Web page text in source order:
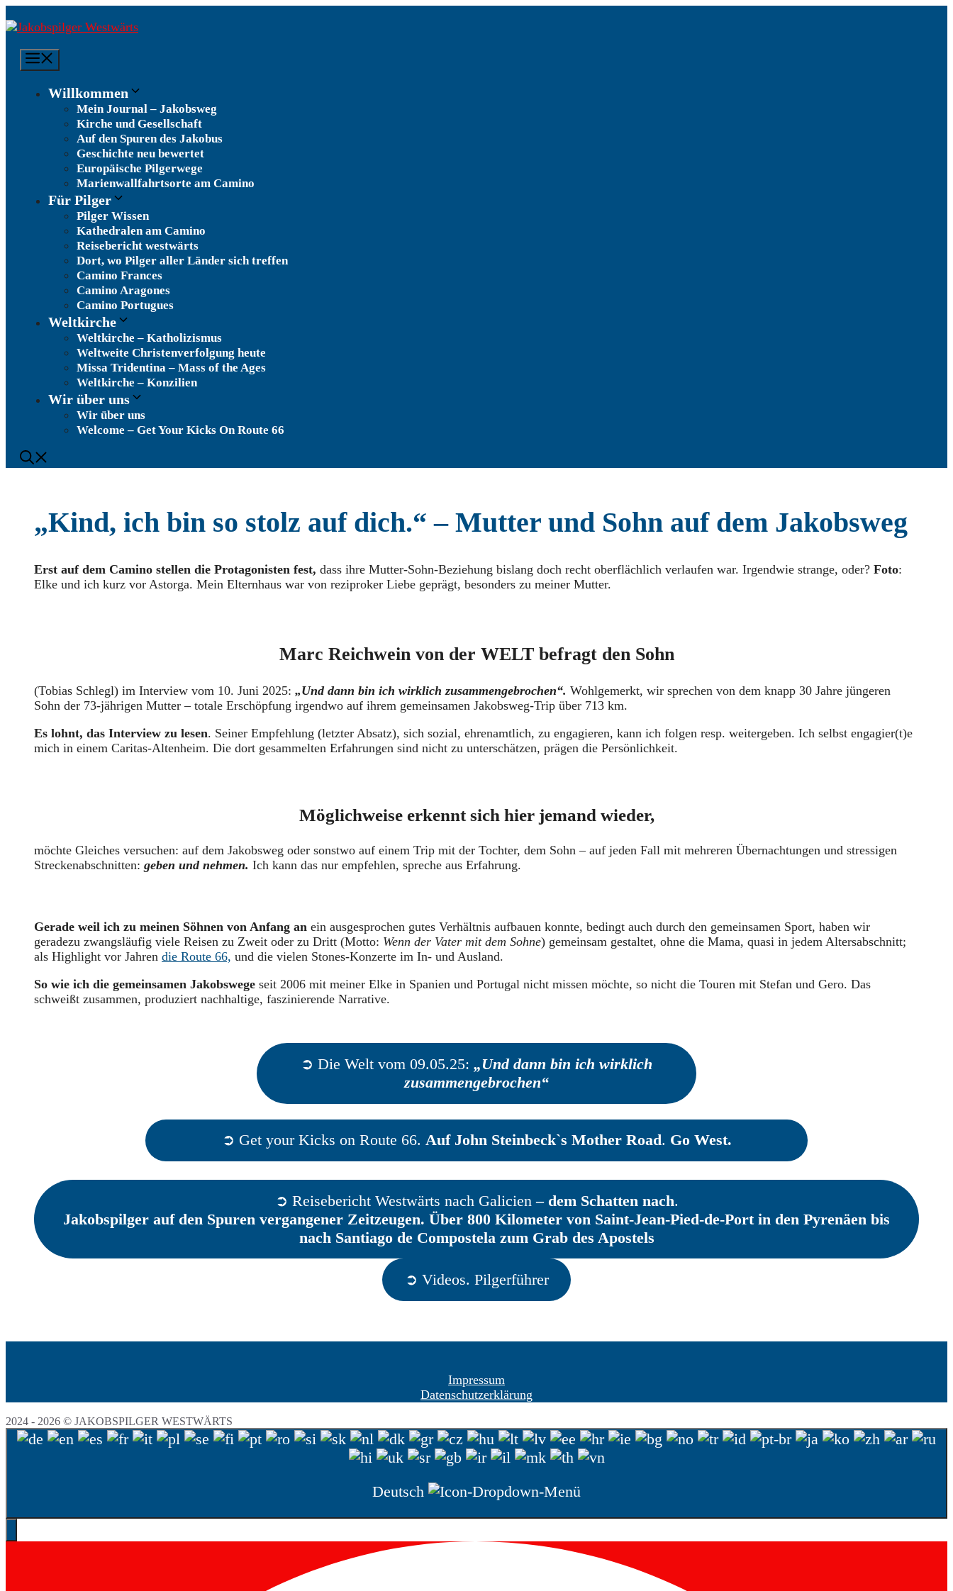
Inhalt
Willkommen
Mein Journal – Jakobsweg
Kirche und Gesellschaft
Auf den Spuren des Jakobus
Geschichte neu bewertet
Europäische Pilgerwege
Marienwallfahrtsorte am Camino
Für Pilger
Pilger Wissen
Kathedralen am Camino
Reisebericht westwärts
Dort, wo Pilger aller Länder sich treffen
Camino Frances
Camino Aragones
Camino Portugues
Weltkirche
Weltkirche – Katholizismus
Weltweite Christenverfolgung heute
Missa Tridentina – Mass of the Ages
Weltkirche – Konzilien
Wir über uns
Wir über uns
Welcome – Get Your Kicks On Route 66
„Kind, ich bin so stolz auf dich.“ – Mutter und Sohn auf dem Jakobsweg
Erst auf dem Camino stellen die Protagonisten fest, dass ihre Mutter-Sohn-Beziehung bislang doch recht oberflächlich verlaufen war. Irgendwie strange, oder? Foto:
Elke und ich kurz vor Astorga. Mein Elternhaus war von reziproker Liebe geprägt, besonders zu meiner Mutter.
Marc Reichwein von der WELT befragt den Sohn
(Tobias Schlegl) im Interview vom 10. Juni 2025: „Und dann bin ich wirklich zusammengebrochen“. Wohlgemerkt, wir sprechen von dem knapp 30 Jahre jüngeren
Sohn der 73-jährigen Mutter – totale Erschöpfung irgendwo auf ihrem gemeinsamen Jakobsweg-Trip über 713 km.
Es lohnt, das Interview zu lesen. Seiner Empfehlung (letzter Absatz), sich sozial, ehrenamtlich, zu engagieren, kann ich folgen resp. weitergeben. Ich selbst engagier(t)e
mich in einem Caritas-Altenheim. Die dort gesammelten Erfahrungen sind nicht zu unterschätzen, prägen die Persönlichkeit.
Möglichweise erkennt sich hier jemand wieder,
möchte Gleiches versuchen: auf dem Jakobsweg oder sonstwo auf einem Trip mit der Tochter, dem Sohn – auf jeden Fall mit mehreren Übernachtungen und stressigen
Streckenabschnitten: geben und nehmen. Ich kann das nur empfehlen, spreche aus Erfahrung.
Gerade weil ich zu meinen Söhnen von Anfang an ein ausgesprochen gutes Verhältnis aufbauen konnte, bedingt auch durch den gemeinsamen Sport, haben wir
geradezu zwangsläufig viele Reisen zu Zweit oder zu Dritt (Motto: Wenn der Vater mit dem Sohne) gemeinsam gestaltet, ohne die Mama, quasi in jedem Altersabschnitt;
als Highlight vor Jahren die Route 66, und die vielen Stones-Konzerte im In- und Ausland.
So wie ich die gemeinsamen Jakobswege seit 2006 mit meiner Elke in Spanien und Portugal nicht missen möchte, so nicht die Touren mit Stefan und Gero. Das
schweißt zusammen, produziert nachhaltige, faszinierende Narrative.
➲ Die Welt vom 09.05.25: „Und dann bin ich wirklich
zusammengebrochen“
➲ Get your Kicks on Route 66. Auf John Steinbeck`s Mother Road. Go West.
➲ Reisebericht Westwärts nach Galicien – dem Schatten nach.
Jakobspilger auf den Spuren vergangener Zeitzeugen. Über 800 Kilometer von Saint-Jean-Pied-de-Port in den Pyrenäen bis
nach Santiago de Compostela zum Grab des Apostels
➲ Videos. Pilgerführer
Impressum
Datenschutzerklärung
2024 - 2026 © JAKOBSPILGER WESTWÄRTS
Deutsch